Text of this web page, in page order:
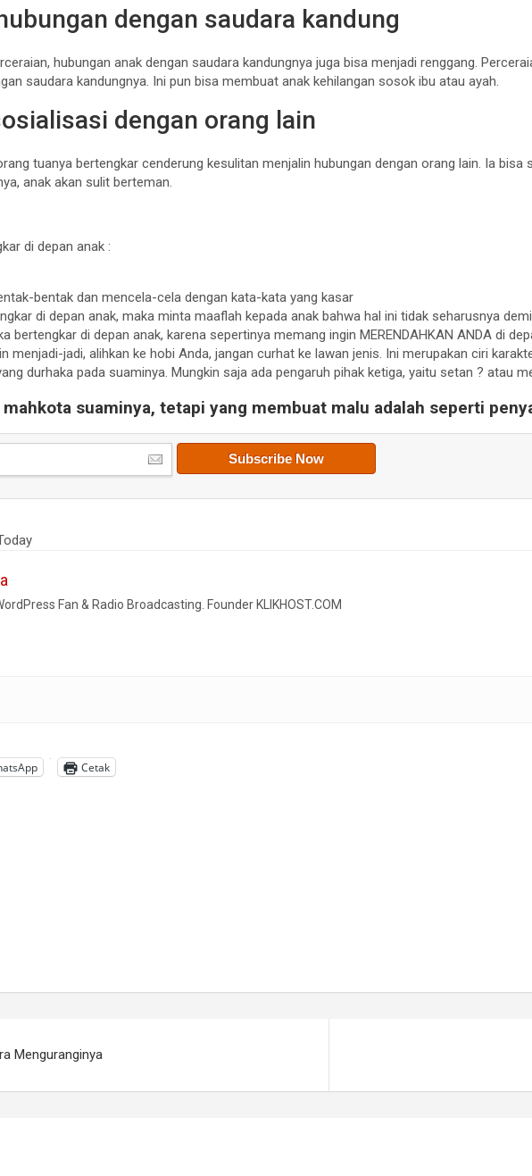
dengan saudara kandung
hubungan anak dengan saudara kandungnya juga bisa menjadi renggang.
saudara kandungnya. Ini pun bisa membuat anak kehilangan sosok ibu atau ayah.
dengan orang lain
tuanya bertengkar cenderung kesulitan menjalin hubungan dengan orang lain. Ia
anak akan sulit berteman.
di depan anak :
bentak dan mencela-cela dengan kata-kata yang kasar
di depan anak, maka minta maaflah kepada anak bahwa hal ini tidak seharusnya
bertengkar di depan anak, karena sepertinya memang ingin MERENDAHKAN ANDA di
menjadi-jadi, alihkan ke hobi Anda, jangan curhat ke lawan jenis. Ini merupakan ciri
durhaka pada suaminya. Mungkin saja ada pengaruh pihak ketiga, yaitu setan ? atau
suaminya, tetapi yang membuat malu adalah seperti
Fan & Radio Broadcasting. Founder KLIKHOST.COM
Cetak
Menguranginya